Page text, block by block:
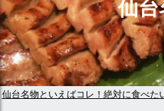
仙台
仙台名物といえばコレ！絶対に食べた